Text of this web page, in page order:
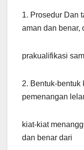
1. Prosedur Dan
aman dan benar,
prakualifikasi
2. Bentuk-bentuk
pemenangan
kiat-kiat
dan benar dari